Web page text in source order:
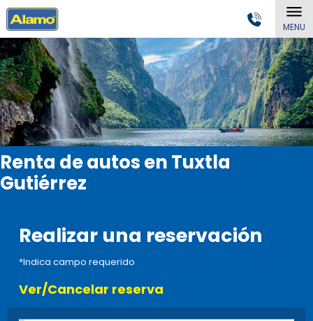
MENU
Renta de autos en Tuxtla
Gutiérrez
Realizar una reservación
*Indica campo requerido
Ver/Cancelar reserva